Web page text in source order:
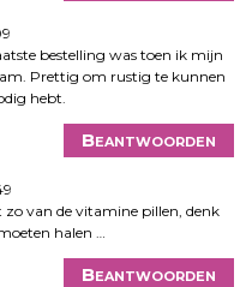
bestelling was toen ik mijn
Prettig om rustig te kunnen
hebt.
Beantwoorden
zo van de vitamine pillen, denk
halen …
Beantwoorden